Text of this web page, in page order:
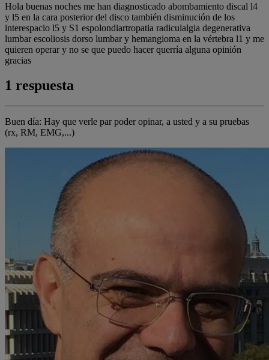
Hola buenas noches me han diagnosticado abombamiento discal l4
y l5 en la cara posterior del disco también disminución de los
interespacio l5 y S1 espolondiartropatia radiculalgia degenerativa
lumbar escoliosis dorso lumbar y hemangioma en la vértebra l1 y me
quieren operar y no se que puedo hacer querría alguna opinión
gracias
1 respuesta
Buen día: Hay que verle par poder opinar, a usted y a su pruebas
(rx, RM, EMG,...)